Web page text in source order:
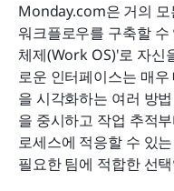
Monday.com은 거의 모
워크플로우를 구축할
체제(Work OS)'로 자신
로운 인터페이스는 매
을 시각화하는 여러 방
을 중시하고 작업 추적
로세스에 적응할 수 있
필요한 팀에 적합한 선